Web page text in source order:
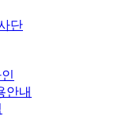
단
안내